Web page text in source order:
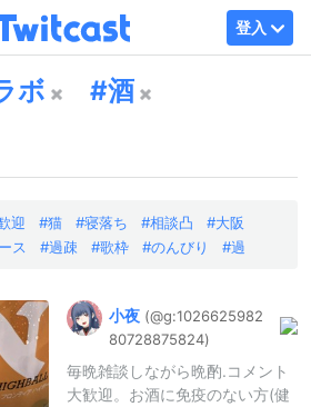
登入
ボ 酒
迎 猫 寝落ち 相談凸
大阪
ス 過疎 歌枠 のんびり 過
小夜 (@g:1026625982
80728875824)
毎晩雑談しながら晩酌.コメント
大歓迎。お酒に免疫のない方(健